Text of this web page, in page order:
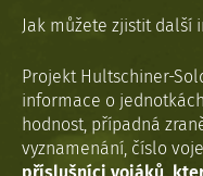
Jak můžete zjistit další
Projekt Hultschiner-
informace o
hodnost, případná
vyznamenání, číslo